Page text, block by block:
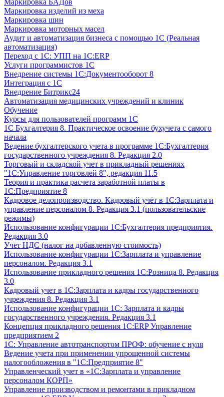
Маркировка БАДов
Маркировка изделий из меха
Маркировка шин
Маркировка моторных масел
Аудит и автоматизация бизнеса с помощью 1С (Реальная
автоматизация)
Переход с 1С: УПП на 1С:ERP
Услуги программистов 1С
Внедрение системы 1С:Документооборот 8
Интеграция с 1С
Внедрение Битрикс24
Автоматизация медицинских учреждений и клиник
Обучение
Курсы для пользователей программ 1С
1С Бухгалтерия 8. Практическое освоение бухучета с самого
начала
Ведение бухгалтерского учета в программе 1С:Бухгалтерия
государственного учреждения 8. Редакция 2.0
Торговый и складской учет в прикладный решениях
"1С:Управление торговлей 8", редакция 11.5
Теория и практика расчета заработной платы в
1С:Предприятие 8
Кадровое делопроизводство. Кадровый учёт в 1С:Зарплата и
управление персоналом 8. Редакция 3.1 (пользовательские
режимы)
Использование конфигурации 1С:Бухгалтерия предприятия.
Редакция 3.0
Учет НДС (налог на добавленную стоимость)
Использование конфигурации 1С:Зарплата и управление
персоналом. Редакция 3.1
Использование прикладного решения 1С:Розница 8. Редакция
3.0
Кадровый учет в 1С:Зарплата и кадры государственного
учреждения 8. Редакция 3.1
Использование конфигурации ‎1С: Зарплата и кадры
государственного учреждения. Редакция 3.1
Концепция прикладного решения 1С:ERP Управление
предприятием 2
1С: Управление автотранспортом ПРОФ: обучение с нуля
Ведение учета при применении упрощенной системы
налогообложения в "1С:Предприятие 8"
Управленческий учет в «1C:Зарплата и управление
персоналом КОРП»
Управление производством и ремонтами в прикладном